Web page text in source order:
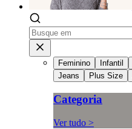
Feminino Infantil
Jeans
Plus Size
Categoria
Ver tudo >